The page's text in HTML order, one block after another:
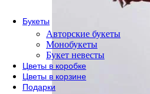
Букеты
Авторские букеты
Монобукеты
Букет невесты
Цветы в коробке
Цветы в корзине
Подарки